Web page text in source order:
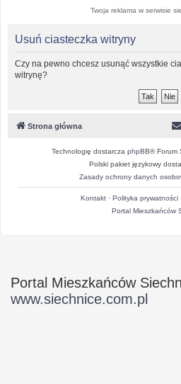
Twoja reklama w serwisie
Usuń ciasteczka witryny
Czy na pewno chcesz usunąć wszystkie
witrynę?
Strona główna
Technologię dostarcza phpBB® Forum
Polski pakiet językowy
Zasady ochrony danych
Kontakt· Polityka prywatności
Portal Mieszkańców
Portal Mieszkańców
www.siechnice.com.pl